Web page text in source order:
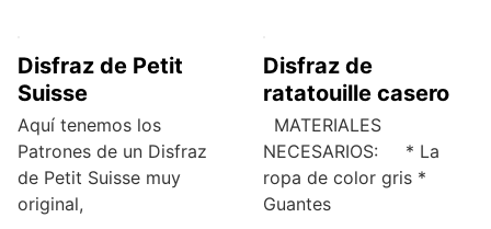
Disfraz de Petit
Suisse
Aquí tenemos los
Patrones de un Disfraz
de Petit Suisse muy
original,
Disfraz de
ratatouille casero
MATERIALES
NECESARIOS: * La
ropa de color gris *
Guantes